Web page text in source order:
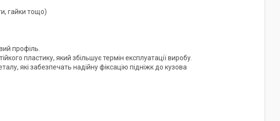
гайки тощо)
профіль.
пластику, який збільшує термін експлуатації виробу.
які забезпечать надійну фіксацію підніжк до кузова